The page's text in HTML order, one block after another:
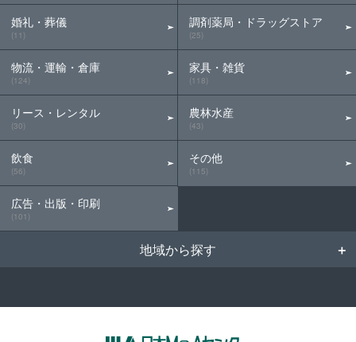
婚礼・葬儀
(11)
物流・運輸・倉庫
(124)
リース・レンタル
(30)
飲食
(56)
広告・出版・印刷
(101)
調剤薬局・ドラッグストア
(25)
家具・雑貨
(118)
農林水産
(43)
その他
(115)
地域から探す